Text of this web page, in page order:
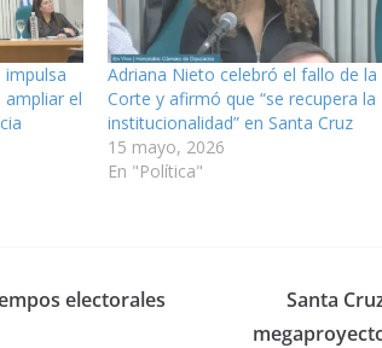
impulsa
el
Adriana Nieto celebró el fallo de la
Corte y afirmó que “se recupera la
institucionalidad” en Santa Cruz
15 mayo, 2026
En "Política"
electorales
Santa